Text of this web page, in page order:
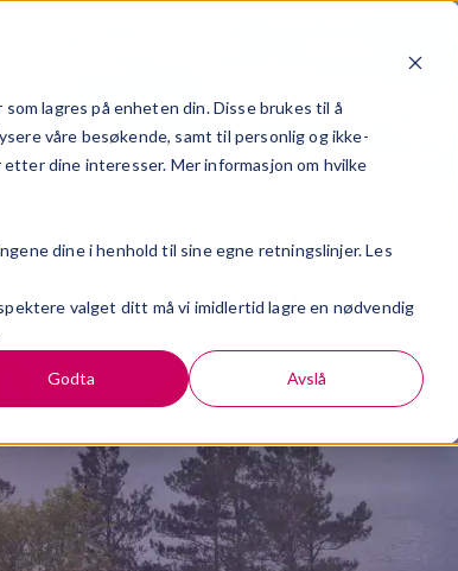
lagres på enheten din. Disse brukes til å
våre besøkende, samt til personlig og ikke-
dine interesser. Mer informasjon om hvilke
dine i henhold til sine egne retningslinjer. Les
valget ditt må vi imidlertid lagre en nødvendig
Godta Avslå
til